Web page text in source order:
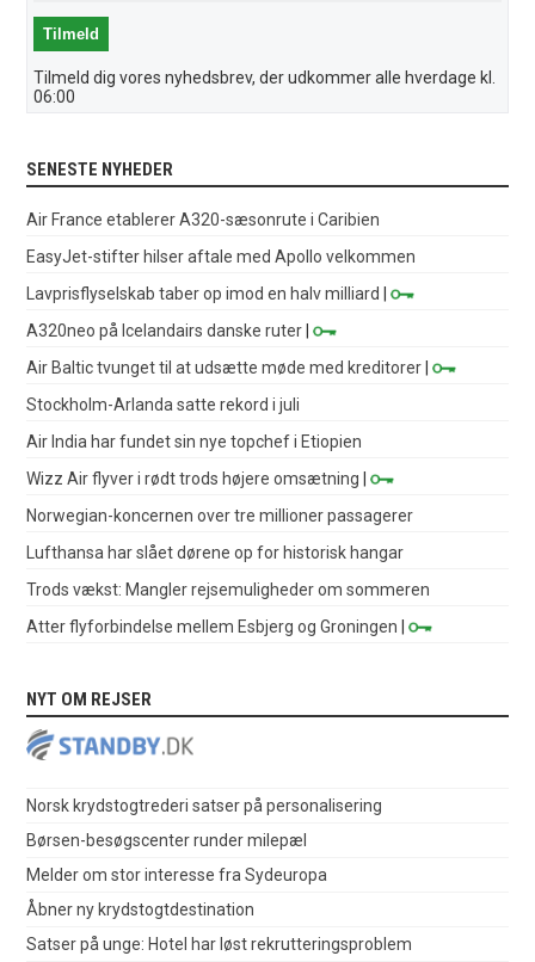
Tilmeld dig vores nyhedsbrev, der udkommer alle hverdage kl.
06:00
SENESTE NYHEDER
Air France etablerer A320-sæsonrute i Caribien
EasyJet-stifter hilser aftale med Apollo velkommen
Lavprisflyselskab taber op imod en halv milliard
|
A320neo på Icelandairs danske ruter |
Air Baltic tvunget til at udsætte møde med kreditorer |
Stockholm-Arlanda satte rekord i juli
Air India har fundet sin nye topchef i Etiopien
Wizz Air flyver i rødt trods højere omsætning |
Norwegian-koncernen over tre millioner passagerer
Lufthansa har slået dørene op for historisk hangar
Trods vækst: Mangler rejsemuligheder om sommeren
Atter flyforbindelse mellem Esbjerg og Groningen |
NYT OM REJSER
Norsk krydstogtrederi satser på personalisering
Børsen-besøgscenter runder milepæl
Melder om stor interesse fra Sydeuropa
Åbner ny krydstogtdestination
Satser på unge: Hotel har løst rekrutteringsproblem